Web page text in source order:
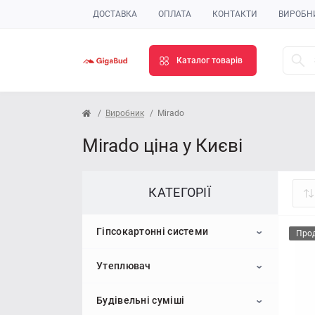
ДОСТАВКА ОПЛАТА КОНТАКТИ
Каталог товарів
Виробник Mirado
Mirado ціна у Києві
КАТЕГОРІЇ
Гіпсокартонні системи
Гіпсокартон
Стельовий гіпсокартон
Профіль для гіпсокартону
Утеплювач
Пінопласт
Будівельні суміші